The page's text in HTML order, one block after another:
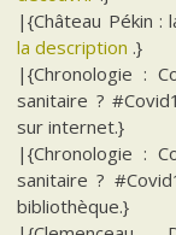
|{Château Pékin :
la description .}
|{Chronologie :
sanitaire ?
sur internet.}
|{Chronologie :
sanitaire ?
bibliothèque.}